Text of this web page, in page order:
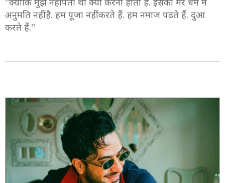
अनुमति नहीं है. हम पूजा नहीं करते हैं. हम नमाज पढ़ते हैं. दुआ
करते हैं.''